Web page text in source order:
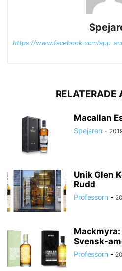
https://www.facebook.com/
RELATERADE
Macallan
Spejaren -
Unik Glen
Rudd
Professorn -
Svensk-
Professorn -